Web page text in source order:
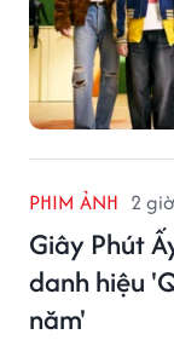
PHIM ẢNH 2
Giây Phút
danh hiệu
năm'